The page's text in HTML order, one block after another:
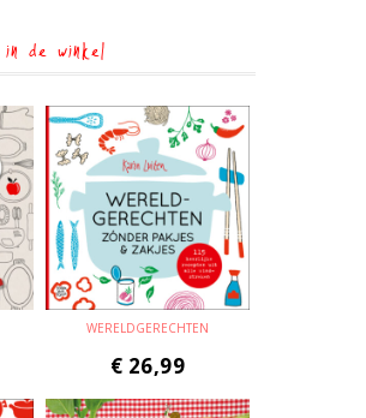
in de winkel
WERELDGERECHTEN
€ 26,99